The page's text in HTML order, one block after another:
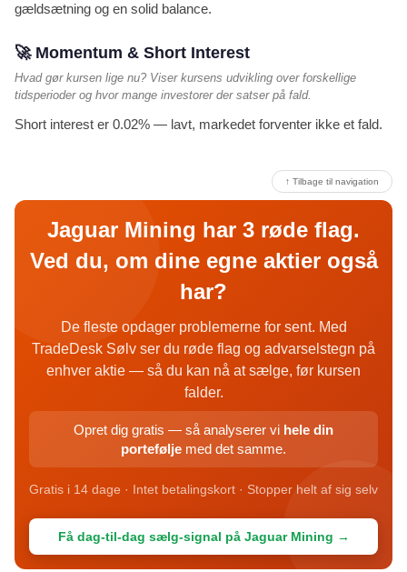
gældsætning og en solid balance.
🚀 Momentum & Short Interest
Hvad gør kursen lige nu? Viser kursens udvikling over forskellige
tidsperioder og hvor mange investorer der satser på fald.
Short interest er 0.02% — lavt, markedet forventer ikke et fald.
↑ Tilbage til navigation
Jaguar Mining har 3 røde flag.
Ved du, om dine egne aktier også
har?
De fleste opdager problemerne for sent. Med
TradeDesk Sølv ser du røde flag og advarselstegn på
enhver aktie — så du kan nå at sælge, før kursen
falder.
Opret dig gratis — så analyserer vi hele din
portefølje med det samme.
Gratis i 14 dage · Intet betalingskort · Stopper helt af sig selv
Få dag-til-dag sælg-signal på Jaguar Mining →